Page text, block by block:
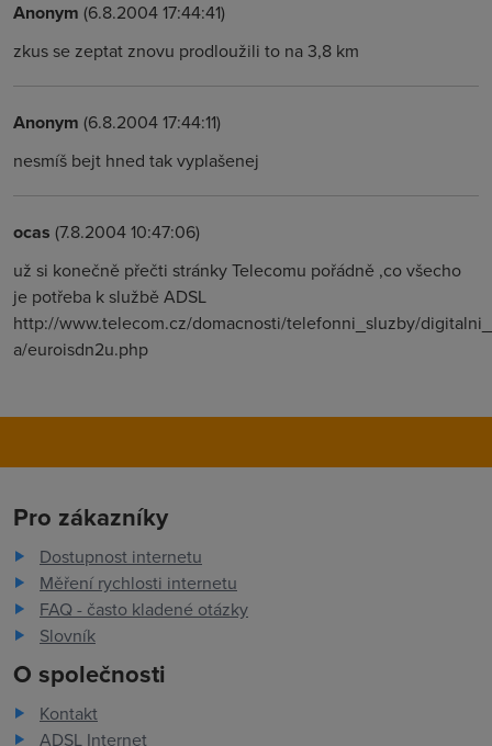
Anonym (6.8.2004 17:44:41)
zkus se zeptat znovu prodloužili to na 3,8 km
Anonym (6.8.2004 17:44:11)
nesmíš bejt hned tak vyplašenej
ocas (7.8.2004 10:47:06)
už si konečně přečti stránky Telecomu pořádně ,co všecho
je potřeba k službě ADSL
http://www.telecom.cz/domacnosti/telefonni_sluzby/
a/euroisdn2u.php
Pro zákazníky
Dostupnost internetu
Měření rychlosti internetu
FAQ - často kladené otázky
Slovník
O společnosti
Kontakt
ADSL Internet